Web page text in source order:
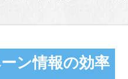
ン情報の効率